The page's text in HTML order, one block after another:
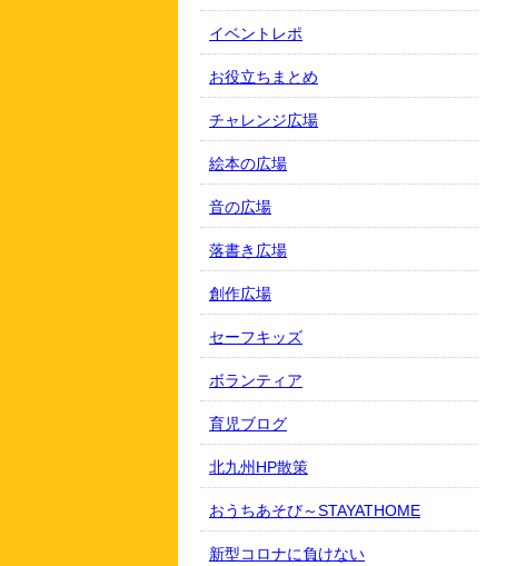
イベントレポ
お役立ちまとめ
チャレンジ広場
絵本の広場
音の広場
落書き広場
創作広場
セーフキッズ
ボランティア
育児ブログ
北九州HP散策
おうちあそび～STAYATHOME
新型コロナに負けない